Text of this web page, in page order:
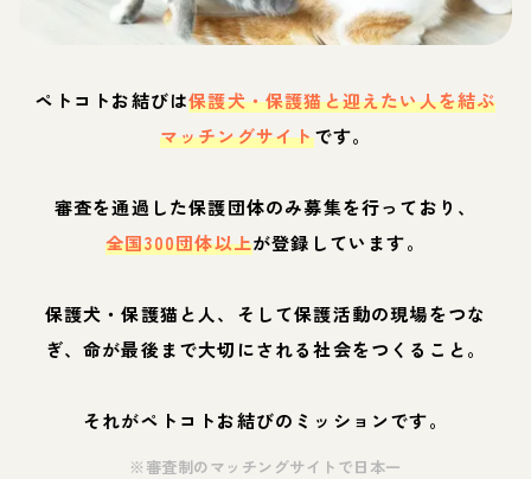
ペトコトお結びは保護犬・保護猫と迎えたい人を結ぶ
マッチングサイトです。
審査を通過した保護団体のみ募集を行っており、
全国300団体以上が登録しています。
保護犬・保護猫と人、そして保護活動の現場をつな
ぎ、命が最後まで大切にされる社会をつくること。
それがペトコトお結びのミッションです。
※審査制のマッチングサイトで日本一